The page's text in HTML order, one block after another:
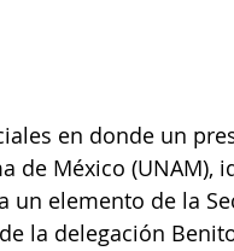
en donde un
de México (UNAM),
un elemento de la
la delegación